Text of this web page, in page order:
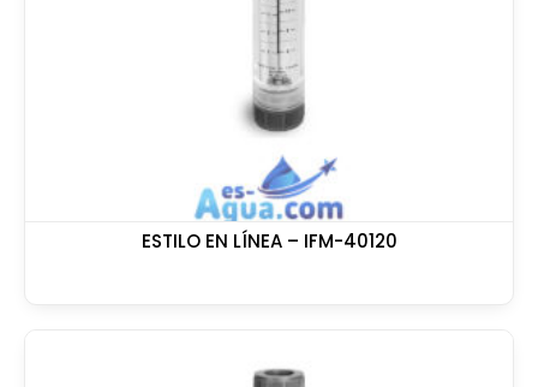
ESTILO EN LÍNEA – IFM-40120